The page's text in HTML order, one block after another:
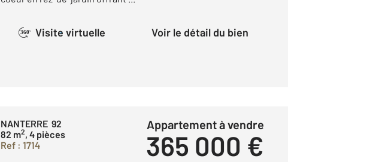
360° Visite virtuelle Voir le détail du bien
NANTERRE 92
82 m2, 4 pièces
Ref : 1714
Appartement à vendre
365 000 €